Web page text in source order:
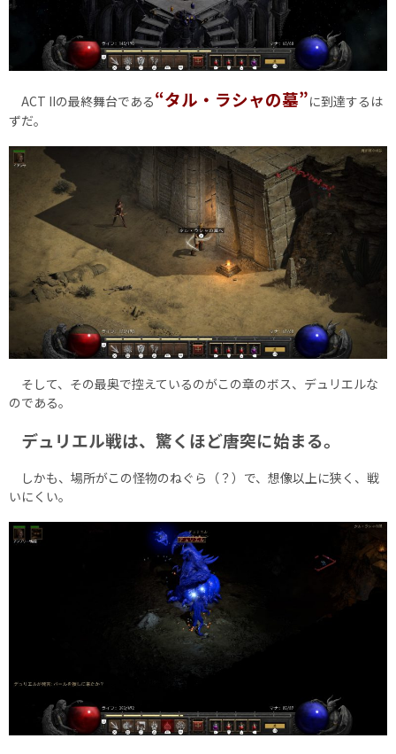
ACT IIの最終舞台である“タル・ラシャの墓”に到達するは
ずだ。
そして、その最奥で控えているのがこの章のボス、デュリエルな
のである。
デュリエル戦は、驚くほど唐突に始まる。
しかも、場所がこの怪物のねぐら（？）で、想像以上に狭く、戦
いにくい。